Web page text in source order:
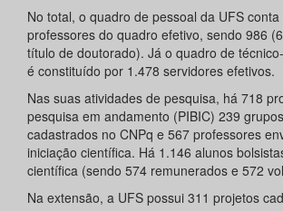
No total, o quadro de pessoal da UFS
professores do quadro efetivo, sendo 986
título de doutorado). Já o quadro de
é constituído por 1.478 servidores efetivos.
Nas suas atividades de pesquisa, há 718
pesquisa em andamento (PIBIC) 239
cadastrados no CNPq e 567 professores
iniciação científica. Há 1.146 alunos
científica (sendo 574 remunerados e 572
Na extensão, a UFS possui 311 projetos